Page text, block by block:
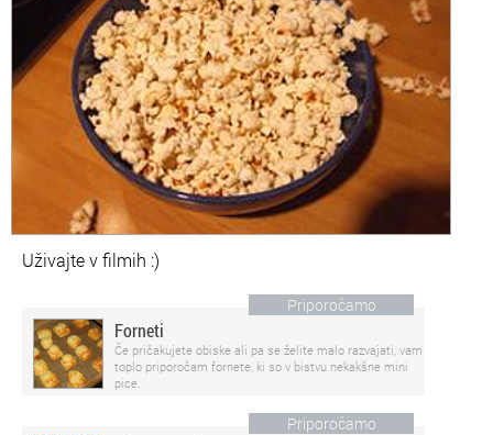
Uživajte v filmih :)
Priporočamo
Forneti
Če pričakujete obiske ali pa se želite malo razvajati, vam
toplo priporočam fornete, ki so v bistvu nekakšne mini
pice.
Priporočamo